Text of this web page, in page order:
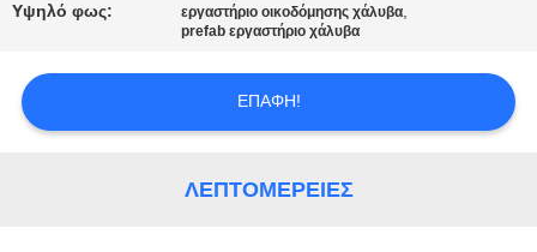
ΕΠΙΚΟΙΝΩΝΉΣΤΕ
ΜΑΖΊ
ΜΑΣ
Υψηλό φως: εργαστήριο οικοδόμησης χάλυβα,
prefab εργαστήριο χάλυβα
ΕΠΑΦΉ!
ΛΕΠΤΟΜΈΡΕΙΕΣ